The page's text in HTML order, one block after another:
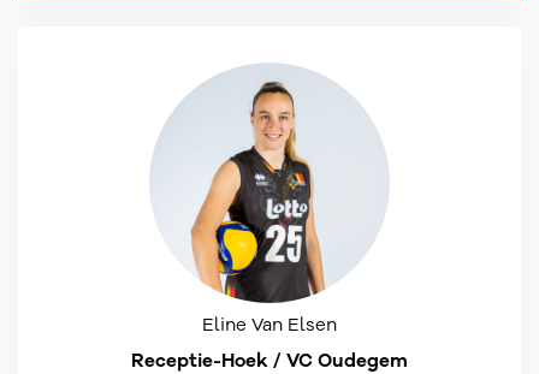
Eline Van Elsen
Receptie-Hoek / VC Oudegem